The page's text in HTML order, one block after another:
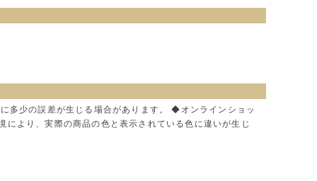
多少の誤差が生じる場合があります。 ◆オンラインショッ
より、実際の商品の色と表示されている色に違いが生じ